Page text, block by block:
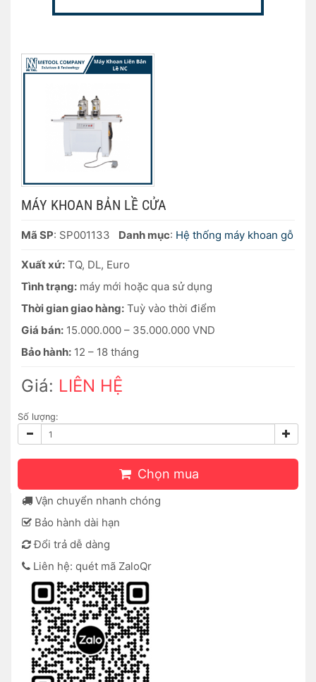
MÁY KHOAN BẢN LỀ CỬA
Mã SP: SP001133 Danh mục: Hệ thống máy khoan gỗ
Xuất xứ: TQ, DL, Euro
Tình trạng: máy mới hoặc qua sử dụng
Thời gian giao hàng: Tuỳ vào thời điểm
Giá bán: 15.000.000 – 35.000.000 VND
Bảo hành: 12 – 18 tháng
Giá: LIÊN HỆ
Số lượng:
Chọn mua
Vận chuyển nhanh chóng
Bảo hành dài hạn
Đổi trả dễ dàng
Liên hệ: quét mã ZaloQr